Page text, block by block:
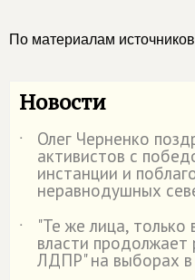
По материалам
Новости
˙ Олег Черненко
активистов с
инстанции и
неравнодушных
˙
"Те же лица, только
власти продолжает
ЛДПР" на выборах в